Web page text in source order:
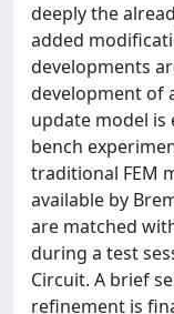
deeply the
added
developments
development of
update model is
bench
traditional FEM
available by
are matched
during a test
Circuit. A brief
refinement is